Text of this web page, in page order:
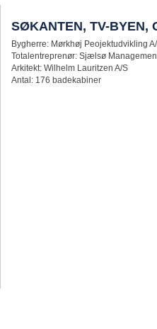
SØKANTEN, TV-BYEN,
Bygherre: Mørkhøj Peojektudvikling
Totalentreprenør: Sjælsø
Arkitekt: Wilhelm Lauritzen A/S
Antal: 176 badekabiner